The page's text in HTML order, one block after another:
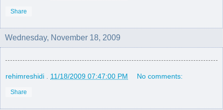
Share
Wednesday, November 18, 2009
rehimreshidi . 11/18/2009 07:47:00 PM No comments:
Share